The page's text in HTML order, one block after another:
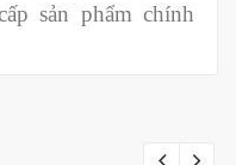
sản phẩm chính